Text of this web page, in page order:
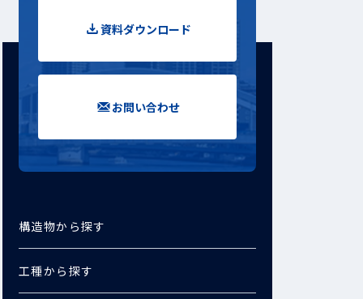
資料ダウンロード
お問い合わせ
構造物から探す
工種から探す